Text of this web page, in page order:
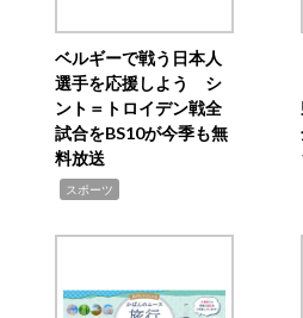
ベルギーで戦う日本人
選手を応援しよう シ
ント＝トロイデン戦全
試合をBS10が今季も無
料放送
スポーツ